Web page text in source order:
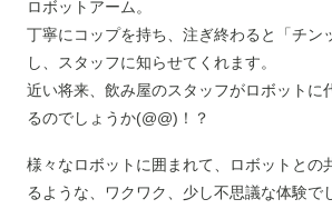
ロボットアーム。
丁寧にコップを持ち、注ぎ終わると「チン
し、スタッフに知らせてくれます。
近い将来、飲み屋のスタッフがロボットに
るのでしょうか(@@)！？
様々なロボットに囲まれて、ロボットとの
るような、ワクワク、少し不思議な体験で